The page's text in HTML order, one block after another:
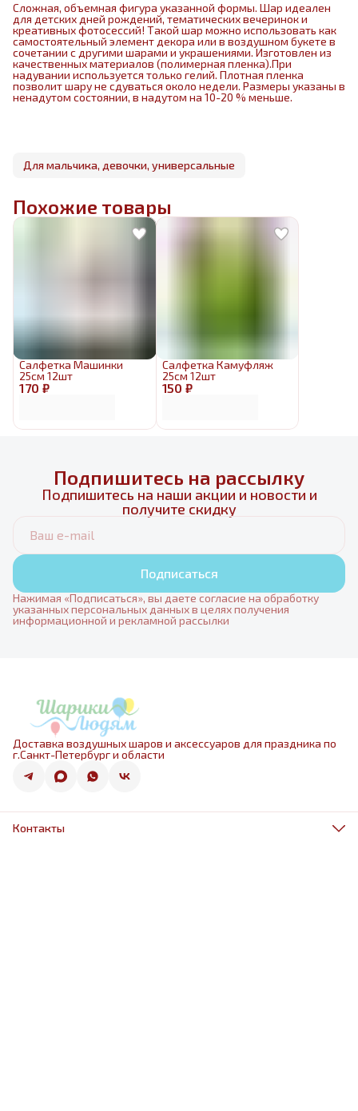
Сложная, объемная фигура указанной формы. Шар идеален
для детских дней рождений, тематических вечеринок и
креативных фотосессий! Такой шар можно использовать как
самостоятельный элемент декора или в воздушном букете в
сочетании с другими шарами и украшениями. Изготовлен из
качественных материалов (полимерная пленка).При
надувании используется только гелий. Плотная пленка
позволит шару не сдуваться около недели. Размеры указаны в
ненадутом состоянии, в надутом на 10-20 % меньше.
Для мальчика, девочки, универсальные
Похожие товары
170 ₽
Салфетка Машинки
25см 12шт
150 ₽
Салфетка Камуфляж
25см 12шт
Подпишитесь на рассылку
Подпишитесь на наши акции и новости и
получите скидку
Подписаться
Нажимая «Подписаться», вы даете согласие на обработку
указанных персональных данных в целях получения
информационной и рекламной рассылки
Доставка воздушных шаров и аксессуаров для праздника по
г.Санкт-Петербург и области
Контакты